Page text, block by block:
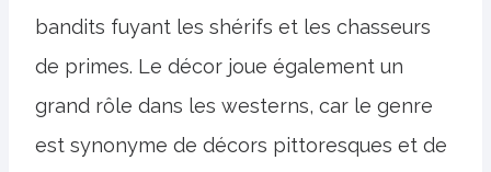
bandits fuyant les shérifs et les chasseurs
de primes. Le décor joue également un
grand rôle dans les westerns, car le genre
est synonyme de décors pittoresques et de